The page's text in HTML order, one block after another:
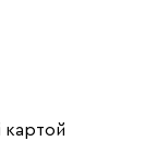
картой